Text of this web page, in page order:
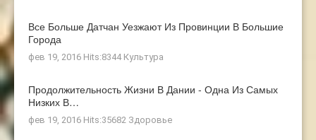
Все Больше Датчан Уезжают Из Провинции В Большие
Города
фев 19, 2016 Hits:8344 Культура
Продолжительность Жизни В Дании - Одна Из Самых
Низких В…
фев 19, 2016 Hits:35682 Здоровье